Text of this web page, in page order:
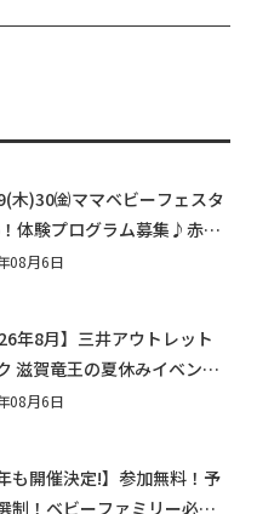
木)30㈮ママベビーフェスタ
体験プログラム募集♪赤ち
けイベントに出演しません
08月6日
年8月】三井アウトレット
滋賀竜王の夏休みイベント
！びしょぬれ水あそび・激
08月6日
年も開催決定!】参加無料！予
制！ベビーファミリー必見